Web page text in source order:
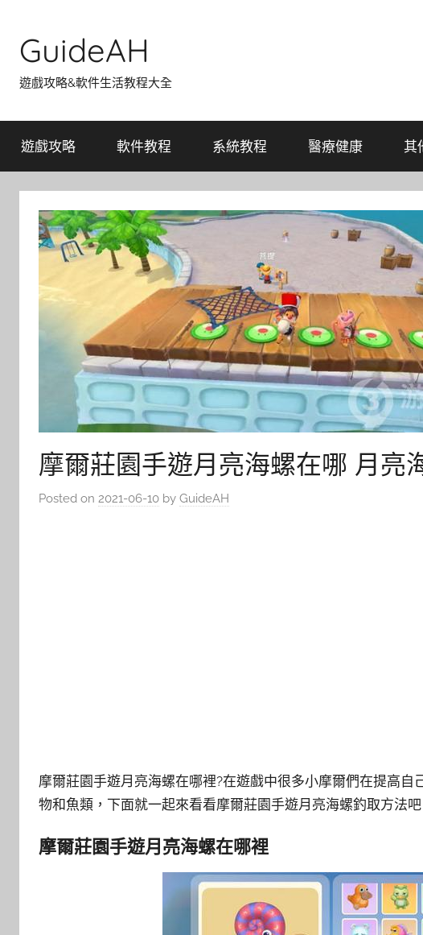
content
GuideAH
遊戲攻略&軟件生活教程大全
遊戲攻略 軟件教程 系統教程 醫療健康 其
摩爾莊園手遊月亮海螺在哪 月亮
Posted on 2021-06-10 by GuideAH
摩爾莊園手遊月亮海螺在哪裡?在遊戲中很多小摩爾們在提高
物和魚類，下面就一起來看看摩爾莊園手遊月亮海螺釣取方法吧
摩爾莊園手遊月亮海螺在哪裡